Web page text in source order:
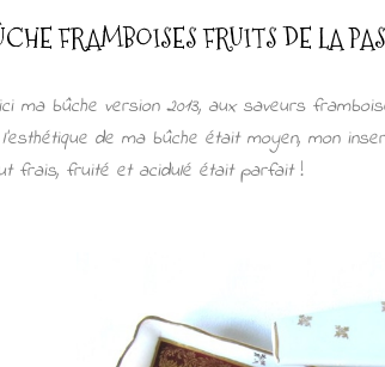
FRAMBOISES FRUITS DE LA
ma bûche version 2013, aux saveurs
de ma bûche était moyen, mon
frais, fruité et acidulé était parfait!